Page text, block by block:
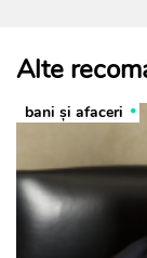
Alte
bani și afaceri